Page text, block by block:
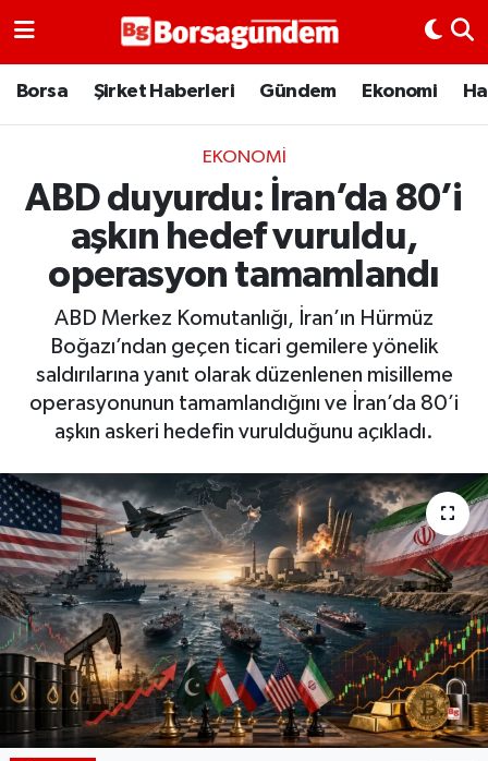
Borsa Şirket Haberleri Gündem Ekonomi
EKONOMI
ABD duyurdu: İran’da 80’i
aşkın hedef vuruldu,
operasyon tamamlandı
ABD Merkez Komutanlığı, İran’ın Hürmüz
Boğazı’ndan geçen ticari gemilere yönelik
saldırılarına yanıt olarak düzenlenen misilleme
operasyonunun tamamlandığını ve İran’da 80’i
aşkın askeri hedefin vurulduğunu açıkladı.
Borsa
Emtia
Galeri
Bitcoin
Şirket Haberleri
Borsa Gundem
BIST 100 Isı Haritası
Coin Isı Haritası
Ekonomik Takvim
Kiripto Para Piyasası
Gizlilik Sözleşmesi